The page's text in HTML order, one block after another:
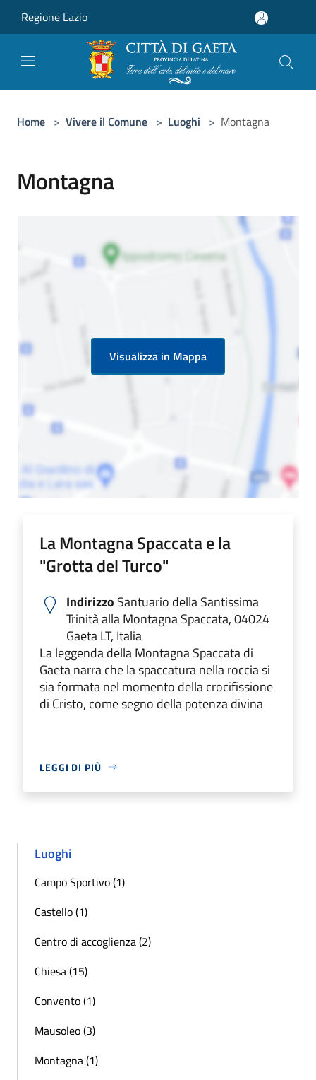
Regione Lazio
Home > Vivere il Comune > Luoghi > Montagna
Montagna
Visualizza in Mappa
La Montagna Spaccata e la
"Grotta del Turco"
Indirizzo Santuario della Santissima
Trinità alla Montagna Spaccata, 04024
Gaeta LT, Italia
La leggenda della Montagna Spaccata di
Gaeta narra che la spaccatura nella roccia si
sia formata nel momento della crocifissione
di Cristo, come segno della potenza divina
LEGGI DI PIÙ
Luoghi
Campo Sportivo (1)
Castello (1)
Centro di accoglienza (2)
Chiesa (15)
Convento (1)
Mausoleo (3)
Montagna (1)